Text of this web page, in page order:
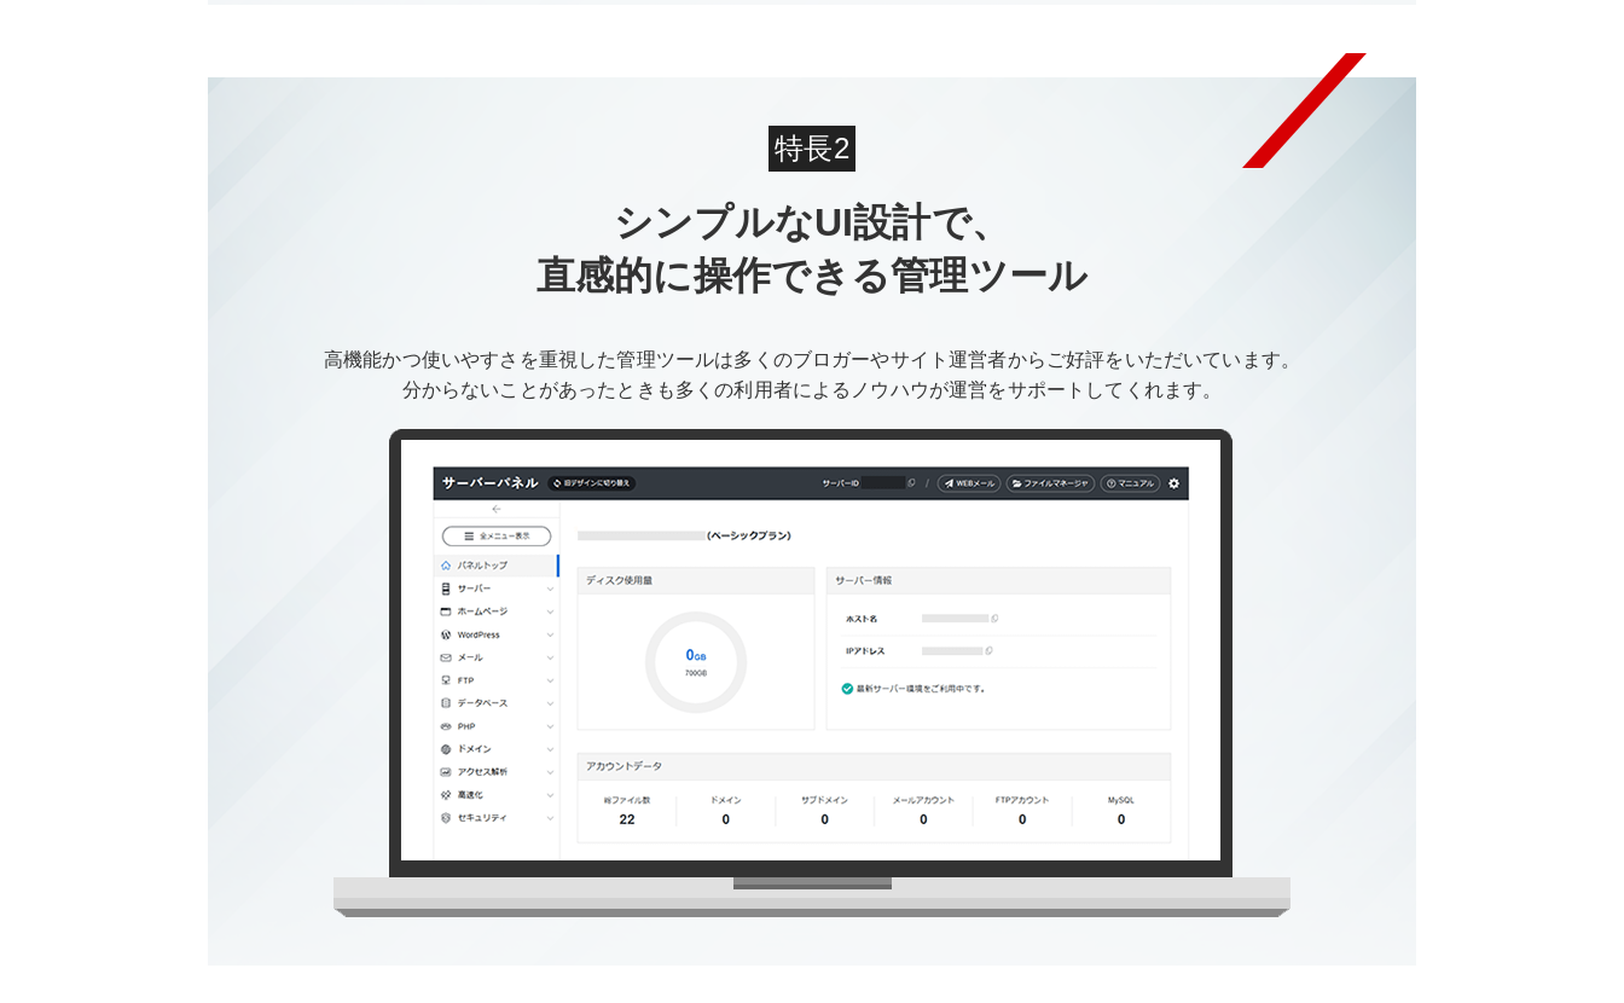
特長2
シンプルなUI設計で、
直感的に操作できる管理ツール
高機能かつ使いやすさを重視した管理ツールは多くのブロガーやサイト運営者からご好評をいただいています。
分からないことがあったときも多くの利用者によるノウハウが運営をサポートしてくれます。